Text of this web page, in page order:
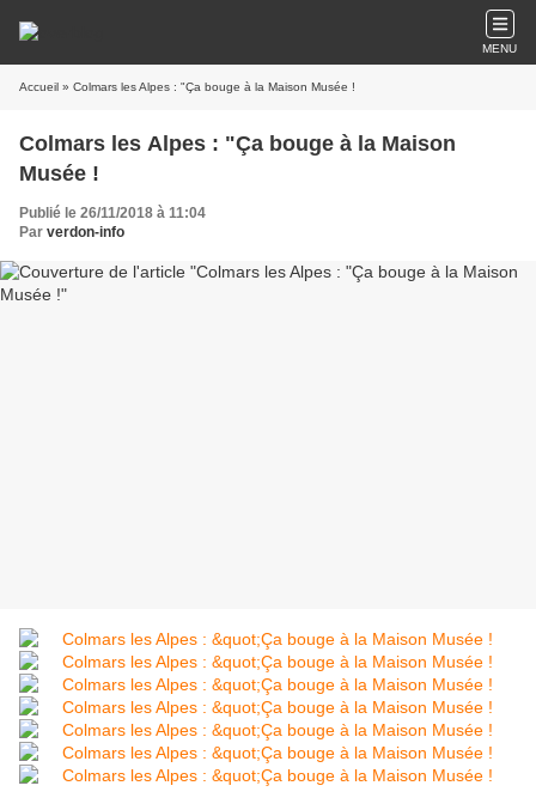
MENU
Accueil » Colmars les Alpes : "Ça bouge à la Maison Musée !
Colmars les Alpes : "Ça bouge à la Maison
Musée !
Publié le 26/11/2018 à 11:04
Par verdon-info